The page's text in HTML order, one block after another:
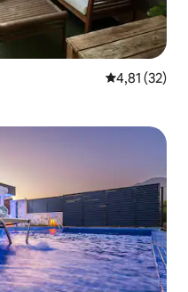
Note
4,81 (32)